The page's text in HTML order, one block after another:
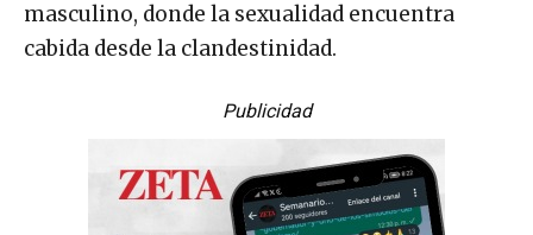
masculino, donde la sexualidad encuentra
cabida desde la clandestinidad.
Publicidad